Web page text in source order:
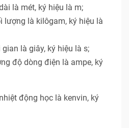
là mét, ký hiệu là m;
lượng là kilôgam, ký hiệu là
là giây, ký hiệu là s;
độ dòng điện là ampe, ký
động học là kenvin, ký